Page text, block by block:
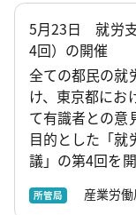
5月23日 就労
4回）の開催
全ての都民の就
け、東京都にお
て有識者との意
目的とした「就
議」の第4回を
所管局 産業労働